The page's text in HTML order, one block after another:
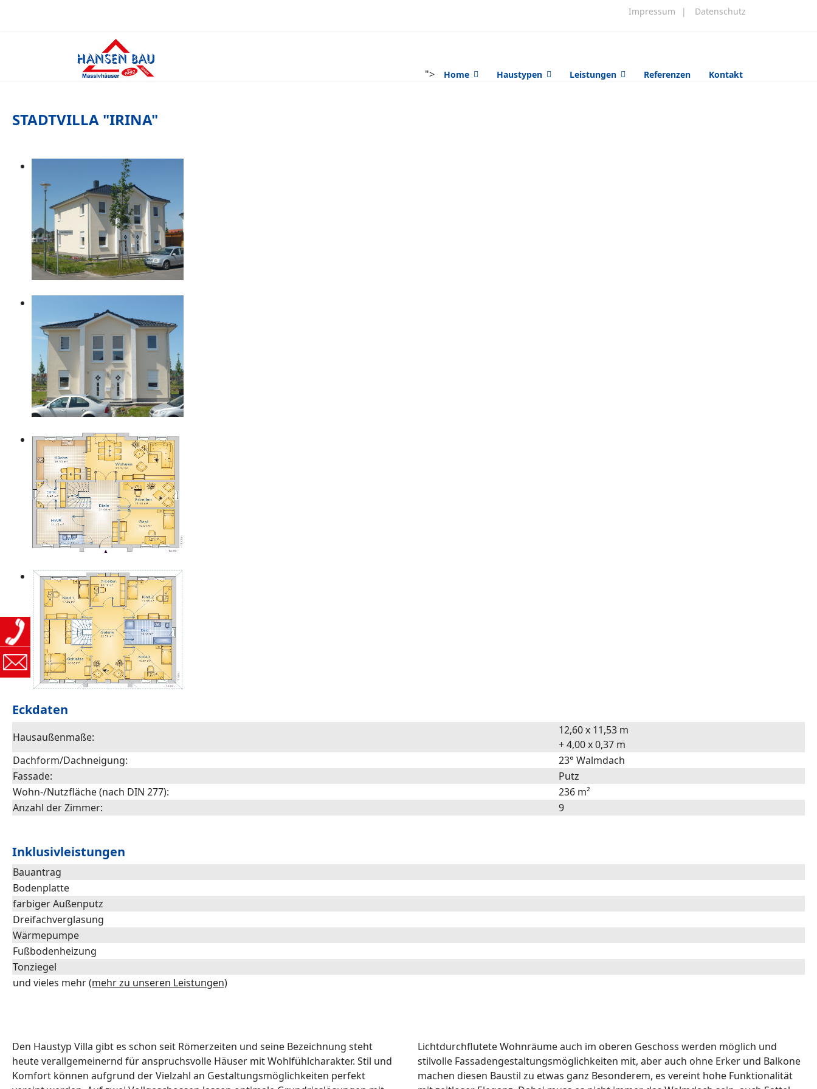
Impressum | Datenschutz
"> Home Haustypen Leistungen Referenzen Kontakt
STADTVILLA "IRINA"
Eckdaten
Hausaußenmaße:
12,60 x 11,53 m
+ 4,00 x 0,37 m
Dachform/Dachneigung:
23° Walmdach
Fassade:
Putz
Wohn-/Nutzfläche (nach DIN 277):
236 m²
Anzahl der Zimmer:
9
Inklusivleistungen
Bauantrag
Bodenplatte
farbiger Außenputz
Dreifachverglasung
Wärmepumpe
Fußbodenheizung
Tonziegel
und vieles mehr(mehr zu unseren Leistungen)
Den Haustyp Villa gibt es schon seit Römerzeiten und seine Bezeichnung steht
heute verallgemeinernd für anspruchsvolle Häuser mit Wohlfühlcharakter. Stil und
Komfort können aufgrund der Vielzahl an Gestaltungsmöglichkeiten perfekt
Lichtdurchflutete Wohnräume auch im oberen Geschoss werden möglich und
stilvolle Fassadengestaltungsmöglichkeiten mit, aber auch ohne Erker und Balkone
machen diesen Baustil zu etwas ganz Besonderem, es vereint hohe Funktionalität